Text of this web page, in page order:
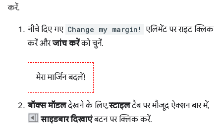
करें.
नीचे दिए गए Change my margin! एलिमेंट पर राइट क्लिक
करें औरजांच करेंको चुनें.
मेरा मार्जिन बदलें!
बॉक्स मॉडलदेखने के लिए,स्टाइलटैब पर मौजूद ऐक्शन बार में,
साइडबार दिखाएंबटन पर क्लिक करें.